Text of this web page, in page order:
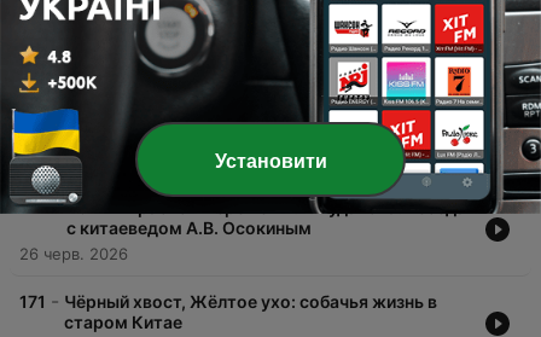
31 лип. 2026
174 - Ответы на ваши вопросы, ч.2
17 лип. 2026
173 - Ответы на ваши вопросы, ч.1
10 лип. 2026
172 - «Сны в красном тереме» А.В. Рудакова: Беседа
с китаеведом А.В. Осокиным
26 черв. 2026
171 - Чёрный хвост, Жёлтое ухо: собачья жизнь в
старом Китае
Установити